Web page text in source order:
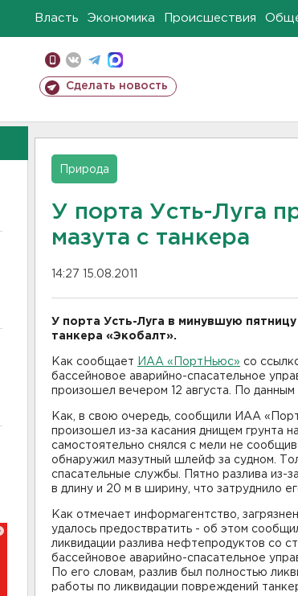
Власть Экономика Происшествия
Сделать новость
Природа
У порта Усть-Луга
мазута с танкера
14:27 15.08.2011
У порта Усть-Луга в минувшую
танкера «Экобалт».
Как сообщает ИАА «ПортНьюс» со
бассейновое аварийно-спасательное
произошел вечером 12 августа. По
Как, в свою очередь, сообщили ИАА
произошел из-за касания днищем грунта
самостоятельно снялся с мели не
обнаружил мазутный шлейф за судном.
спасательные службы. Пятно разлива
в длину и 20 м в ширину, что затруднило
Как отмечает информагентство,
удалось предоствратить - об этом
ликвидации разлива нефтепродуктов со
бассейновое аварийно-спасательное
По его словам, разлив был полностью
работы по ликвидации повреждений